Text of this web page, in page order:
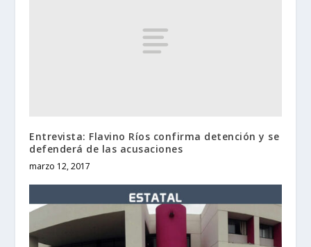
Entrevista: Flavino Ríos confirma detención y se
defenderá de las acusaciones
marzo 12, 2017